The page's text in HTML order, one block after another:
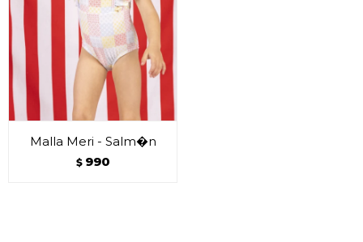
Malla Meri - Salm�n
$ 990